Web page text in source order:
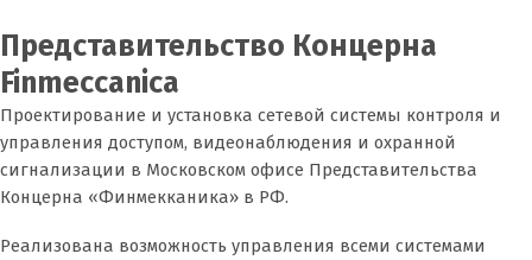
Представительство Концерна
Finmeccanica
Проектирование и установка сетевой системы контроля и
управления доступом, видеонаблюдения и охранной
сигнализации в Московском офисе Представительства
Концерна «Финмекканика» в РФ.
Реализована возможность управления всеми системами